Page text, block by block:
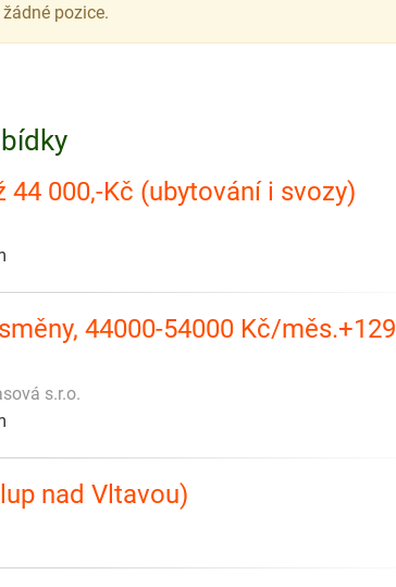
pozice.
000,-Kč (ubytování i svozy)
44000-54000 Kč/měs.+129
s.r.o.
nad Vltavou)